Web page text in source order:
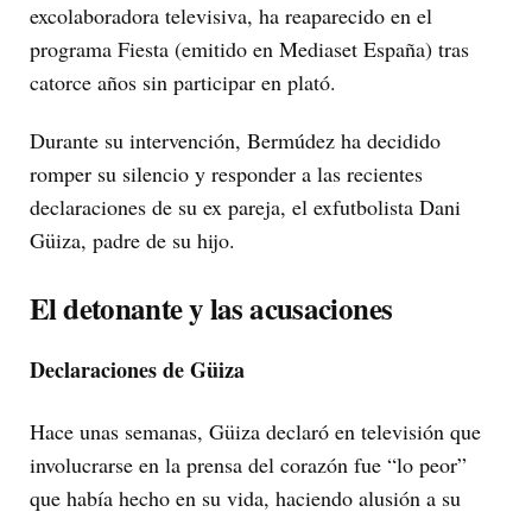
excolaboradora televisiva, ha reaparecido en el
programa Fiesta (emitido en Mediaset España) tras
catorce años sin participar en plató.
Durante su intervención, Bermúdez ha decidido
romper su silencio y responder a las recientes
declaraciones de su ex pareja, el exfutbolista Dani
Güiza, padre de su hijo.
El detonante y las acusaciones
Declaraciones de Güiza
Hace unas semanas, Güiza declaró en televisión que
involucrarse en la prensa del corazón fue “lo peor”
que había hecho en su vida, haciendo alusión a su